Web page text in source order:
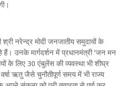
नरेन्द्र मोदी जनजातीय समुदायों के
हैं। उनके मार्गदर्शन में प्रधानमंत्री ‘जन मन
के लिए 30 एंबुलेंस की व्यवस्था भी शीघ्र
ऋतु जैसे चुनौतीपूर्ण समय में भी राज्य